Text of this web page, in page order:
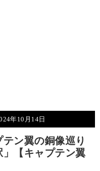
年10月14日
テン翼の銅像巡り
【キャプテン翼